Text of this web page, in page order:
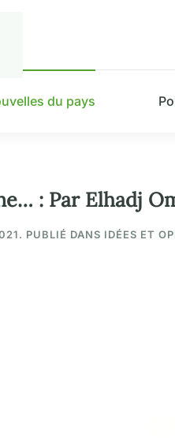
du pays
: Par Elhadj
. PUBLIÉ DANS IDÉES ET